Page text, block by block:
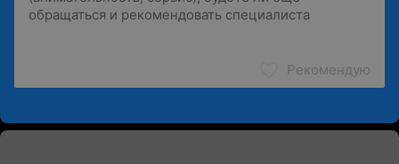
Рекомендую